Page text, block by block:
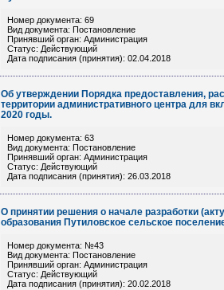
Номер документа: 69
Вид документа: Постановление
Принявший орган: Администрация
Статус: Действующий
Дата подписания (принятия): 02.04.2018
Об утверждении Порядка предоставления,
территории административного центра для
2020 годы.
Номер документа: 63
Вид документа: Постановление
Принявший орган: Администрация
Статус: Действующий
Дата подписания (принятия): 26.03.2018
О принятии решения о начале разработки
образования Путиловское сельское
Номер документа: №43
Вид документа: Постановление
Принявший орган: Администрация
Статус: Действующий
Дата подписания (принятия): 20.02.2018